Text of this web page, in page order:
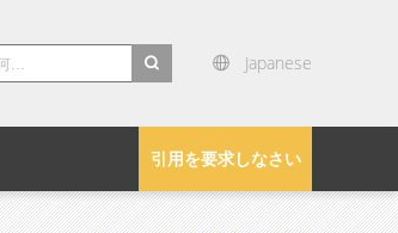
Japanese
引用を要求しなさい